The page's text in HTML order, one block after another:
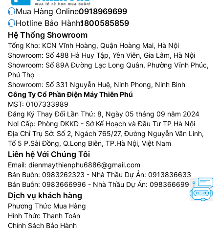
Mua Hàng Online:0918969699
Hotline Bảo Hành:1800585859
Hệ Thống Showroom
Tổng Kho: KCN Vĩnh Hoàng, Quận Hoàng Mai, Hà Nội
Showroom: Số 488 Hà Huy Tập, Yên Viên, Gia Lâm, Hà Nội
Showroom: Số 89A Đường Lạc Long Quân, Phường Vĩnh Phúc,
Phú Thọ
Showroom: Số 331 Nguyễn Huệ, Ninh Phong, Ninh Bình
Công Ty Cổ Phần Điện Máy Thiên Phú
MST: 0107333989
Đăng Ký Thay Đổi Lần Thứ: 8, Ngày 05 tháng 09 năm 2024
Nơi Cấp: Phòng DKKD - Sở Kế Hoạch và Đầu Tư TP Hà Nội
Địa Chỉ Trụ Sở: Số 2, Ngách 765/27, Đường Nguyễn Văn Linh,
Tổ 5 P.Sài Đồng, Q.Long Biên, TP.Hà Nội, Việt Nam
Liên hệ Với Chúng Tôi
Email: dienmaythienphu6886@gmail.com
Bán Buôn: 0983262323 - Nhà Thầu Dự Án: 0913836633
Bán Buôn: 0983666996 - Nhà Thầu Dự Án: 0983666996
Dịch vụ khách hàng
Phương Thức Mua Hàng
Hình Thức Thanh Toán
Chính Sách Bảo Hành